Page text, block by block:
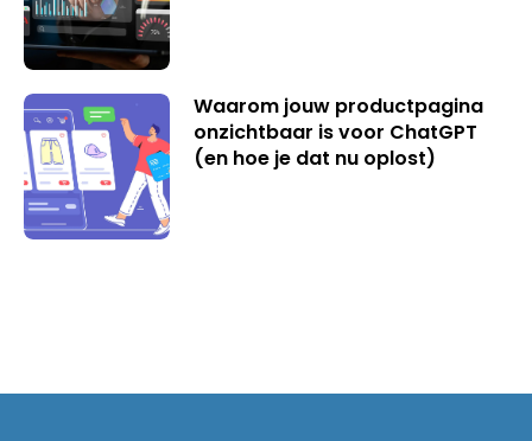
Waarom jouw productpagina
onzichtbaar is voor ChatGPT
(en hoe je dat nu oplost)